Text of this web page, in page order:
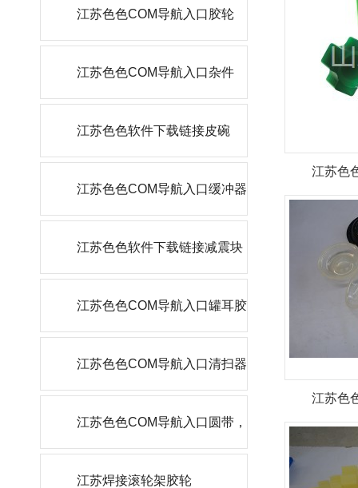
江苏色
江苏色
江苏色色COM导航入口胶轮
江苏色色COM导航入口杂件
江苏色色软件下载链接皮碗
江苏色色COM导航入口缓冲器
江苏色色软件下载链接减震块
江苏色色COM导航入口罐耳胶
轮
江苏色色COM导航入口清扫器
刮刀
江苏色色COM导航入口圆带，
角带
江苏焊接滚轮架胶轮